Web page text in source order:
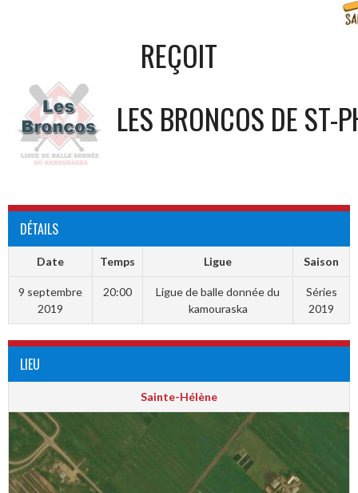
REÇOIT
LES BRONCOS DE ST-
DÉTAILS
Date Temps Ligue Saison
9 septembre
2019
20:00
Ligue de balle donnée du
kamouraska
Séries
2019
LIEU
Sainte-Hélène